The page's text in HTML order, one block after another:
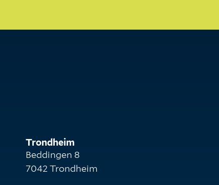
Trondheim
Beddingen 8
7042 Trondheim